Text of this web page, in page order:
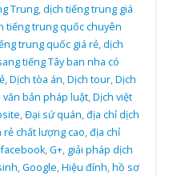
Trung,dịch tiếng trung giá
tiếng trung quốc chuyên
trung quốc giá rẻ,dịch
tiếng Tây ban nha có
,Dịch tòa án,Dịch tour,Dịch
văn bản pháp luật,Dịch việt
,Đại sứ quán,địa chỉ dịch
rẻ chất lượng cao,địa chỉ
facebook,G+, giải pháp dịch
,Google,Hiệu đính,hồ sơ